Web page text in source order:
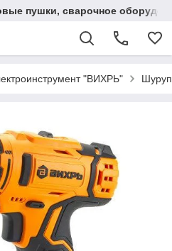
пушки, сварочное
"ВИХРЬ"